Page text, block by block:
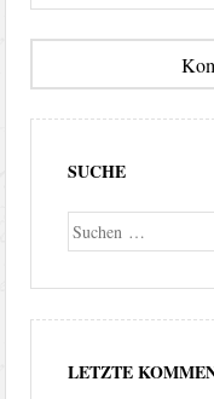
SUCHE
Suche
LETZTE